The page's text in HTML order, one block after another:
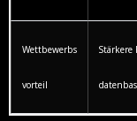
Wettbewerbs
vorteil